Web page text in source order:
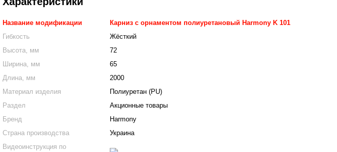
Название модификации
Карниз с орнаментом полиуретановый Harmony K 101
Гибкость
Жёсткий
Высота, мм
72
Ширина, мм
65
Длина, мм
2000
Материал изделия
Полиуретан (PU)
Раздел
Акционные товары
Бренд
Harmony
Страна производства
Украина
Видеоинструкция по